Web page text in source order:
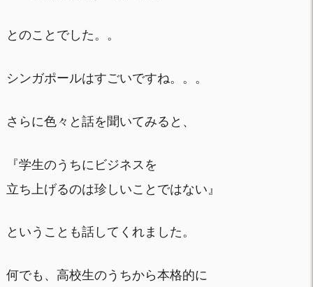
とのことでした。。
シンガポールはすごいですね。。。
さらに色々と話を聞いてみると、
『学生のうちにビジネスを
立ち上げるのは珍しいことではない』
ということも話してくれました。
何でも、高校生のうちから本格的に